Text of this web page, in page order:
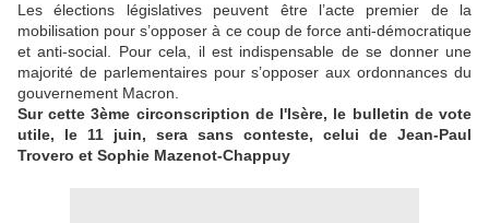
Les élections législatives peuvent être l’acte premier de la
mobilisation pour s’opposer à ce coup de force anti-démocratique
et anti-social. Pour cela, il est indispensable de se donner une
majorité de parlementaires pour s’opposer aux ordonnances du
gouvernement Macron.
Sur cette 3ème circonscription de l'Isère, le bulletin de vote
utile, le 11 juin, sera sans conteste, celui de Jean-Paul
Trovero et Sophie Mazenot-Chappuy